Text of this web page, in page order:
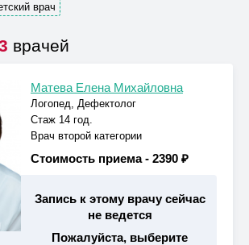
врач
врачей
Матева Елена Михайловна
Логопед, Дефектолог
Стаж 14 год.
Врач второй категории
Стоимость приема - 2390 ₽
Запись к этому врачу сейчас
не ведется
Пожалуйста, выберите